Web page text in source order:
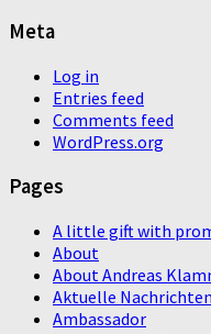
Meta
Log in
Entries feed
Comments feed
WordPress.org
Pages
A little gift with
About
About Andreas
Aktuelle
Ambassador